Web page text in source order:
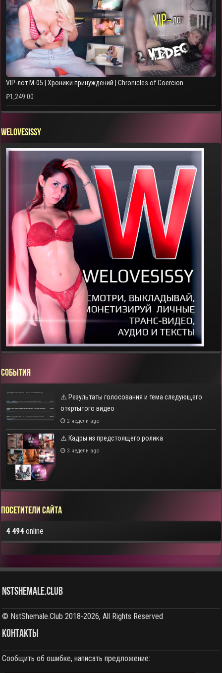
VIP-лот M-05 | Хроники принуждений | Chronicles of Coercion
₽1,249.00
WELOVESISSY
СОБЫТИЯ
⚠️ Результаты голосования и тема следующего
откртытого видео
2 недели ago
⚠️ Кадры из предстоящего ролика
3 недели ago
Посетители сайта
4 494online
NstShemale.Club
© NstShemale.Club 2018-2026, All Rights Reserved
КОНТАКТЫ
Сообщить об ошибке, написать предложение: